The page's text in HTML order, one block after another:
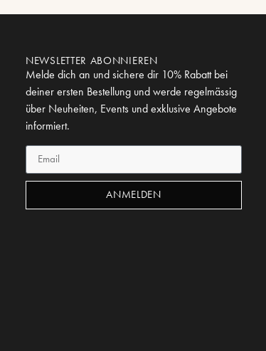
NEWSLETTER ABONNIEREN
Melde dich an und sichere dir 10% Rabatt bei
deiner ersten Bestellung und werde regelmässig
über Neuheiten, Events und exklusive Angebote
informiert.
ANMELDEN